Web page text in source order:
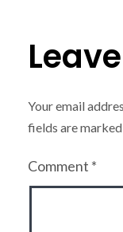
Your email
fields are marked
Comment *